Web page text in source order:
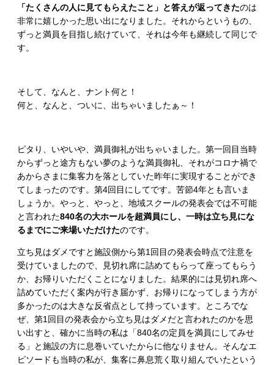
「たくさんの人に見てもらえたこと」と答えが返ってきたのは
非常に嬉しかった思い出になりました。それからというもの、
ずっと満員を目指し続けていて、それは今年も継続して同じで
す。
そして、なんと、ナント何と！
何と、なんと、ついに、出ちゃいましたぁ～！
ピタり、いやいや、満員御礼が出ちゃいました。第一回目当時
からずっと途方もない夢のような満員御礼、それがコロナ禍で
あからさまに集客力を落としていた昨年に実現することができ
てしまったのです。第4回目にしてです。苦節4年とも言いま
しょうか。やっと、やっと、地域スクールの発表会では不可能
と言われた840名の大ホールを超満員にし、一時は立ち見にな
るまでにご来場いただけたのです。
立ち見はダメですと施設側から第1回目の発表会時点で注意を
受けていましたので、見切れ席に詰めてもらって座ってもらう
か、お帰りいただくことになりました。結果的には見切れ席へ
詰めていただく案内が行き届かず、お帰りになってしまう方が
多かったのは大きな反省点として持っています。ところでな
ぜ、第1回目の発表会から立ち見はダメだと言われたのかを思
い出すと、確かに当時の私は「840名の定員を満員にしてみせ
る」と施設の方に息巻いていたからに他なりません。そんなエ
ピソードも当時の私が、集客に鼻息荒く取り組んでいたという